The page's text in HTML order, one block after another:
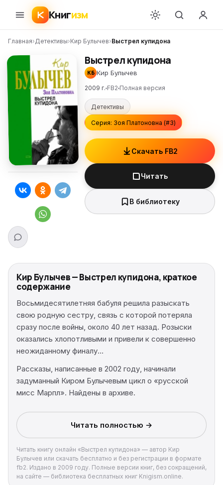
Книгизм
Главная›Детективы›Кир Булычев›Выстрел купидона
Выстрел купидона
КБ Кир Булычев
2009 г. FB2 Полная версия
Детективы
Серия: Зоя Платоновна (#3)
Скачать FB2
Читать
В библиотеку
Кир Булычев — Выстрел купидона, краткое
содержание
Восьмидесятилетняя бабуля решила разыскать
свою родную сестру, связь с которой потеряла
сразу после войны, около 40 лет назад. Розыски
оказались хлопотливыми и привели к совершенно
неожиданному финалу…
Рассказы, написанные в 2002 году, начинали
задуманный Киром Булычевым цикл о «русской
мисс Марпл». Найдены в архиве.
Читать полностью →
Читать книгу онлайн «Выстрел купидона» — автор Кир
Булычев или скачать бесплатно и без регистрации в формате
fb2. Издано в 2009 году. Полные версии книг, без сокращений,
на сайте — библиотека бесплатных книг Knigism.online.